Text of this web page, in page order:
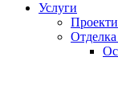
Услуги